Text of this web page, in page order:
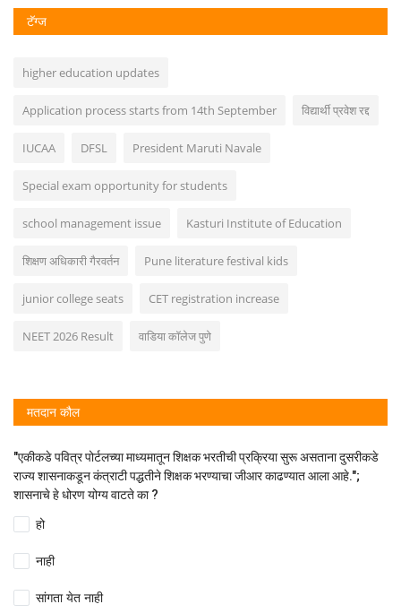
टॅग्ज
higher education updates
Application process starts from 14th September विद्यार्थी प्रवेश रद्द
IUCAA DFSL President Maruti Navale
Special exam opportunity for students
school management issue Kasturi Institute of Education
शिक्षण अधिकारी गैरवर्तन Pune literature festival kids
junior college seats CET registration increase
NEET 2026 Result वाडिया कॉलेज पुणे
मतदान कौल
"एकीकडे पवित्र पोर्टलच्या माध्यमातून शिक्षक भरतीची प्रक्रिया सुरू असताना दुसरीकडे
राज्य शासनाकडून कंत्राटी पद्धतीने शिक्षक भरण्याचा जीआर काढण्यात आला आहे.";
शासनाचे हे धोरण योग्य वाटते का ?
हो
नाही
सांगता येत नाही